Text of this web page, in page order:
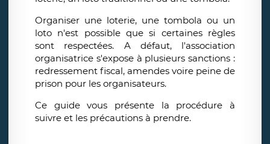
Organiser une loterie, une tombola ou un
loto n'est possible que si certaines règles
sont respectées. A défaut, l'association
organisatrice s'expose à plusieurs sanctions :
redressement fiscal, amendes voire peine de
prison pour les organisateurs.
Ce guide vous présente la procédure à
suivre et les précautions à prendre.